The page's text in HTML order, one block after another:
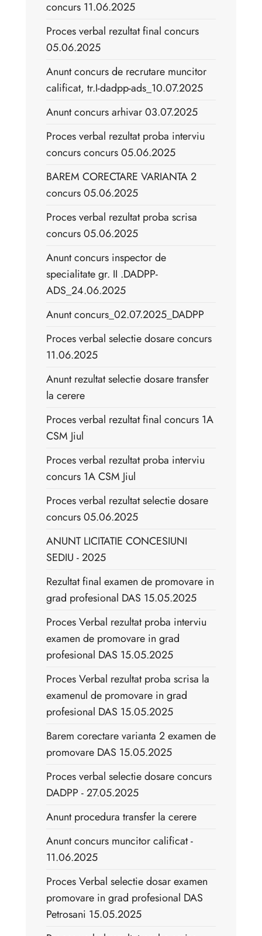
concurs 11.06.2025
Proces verbal rezultat final concurs
05.06.2025
Anunt concurs de recrutare muncitor
calificat, tr.I-dadpp-ads_10.07.2025
Anunt concurs arhivar 03.07.2025
Proces verbal rezultat proba interviu
concurs concurs 05.06.2025
BAREM CORECTARE VARIANTA 2
concurs 05.06.2025
Proces verbal rezultat proba scrisa
concurs 05.06.2025
Anunt concurs inspector de
specialitate gr. II .DADPP-
ADS_24.06.2025
Anunt concurs_02.07.2025_DADPP
Proces verbal selectie dosare concurs
11.06.2025
Anunt rezultat selectie dosare transfer
la cerere
Proces verbal rezultat final concurs 1A
CSM Jiul
Proces verbal rezultat proba interviu
concurs 1A CSM Jiul
Proces verbal rezultat selectie dosare
concurs 05.06.2025
ANUNT LICITATIE CONCESIUNI
SEDIU - 2025
Rezultat final examen de promovare in
grad profesional DAS 15.05.2025
Proces Verbal rezultat proba interviu
examen de promovare in grad
profesional DAS 15.05.2025
Proces Verbal rezultat proba scrisa la
examenul de promovare in grad
profesional DAS 15.05.2025
Barem corectare varianta 2 examen de
promovare DAS 15.05.2025
Proces verbal selectie dosare concurs
DADPP - 27.05.2025
Anunt procedura transfer la cerere
Anunt concurs muncitor calificat -
11.06.2025
Proces Verbal selectie dosar examen
promovare in grad profesional DAS
Petrosani 15.05.2025